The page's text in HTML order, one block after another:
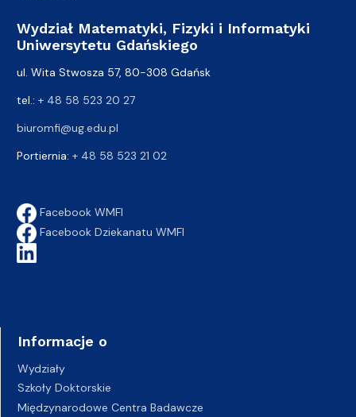
Wydział Matematyki, Fizyki i Informatyki
Uniwersytetu Gdańskiego
ul. Wita Stwosza 57, 80-308 Gdańsk
tel.: + 48 58 523 20 27
biuromfi@ug.edu.pl
Portiernia: + 48 58 523 21 02
Facebook WMFI
Facebook Dziekanatu WMFI
Informacje o
Wydziały
Szkoły Doktorskie
Międzynarodowe Centra Badawcze